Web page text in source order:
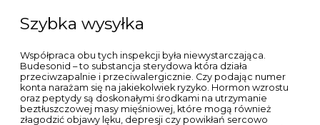
Szybka wysyłka
Współpraca obu tych inspekcji była niewystarczająca.
Budesonid – to substancja sterydowa która działa
przeciwzapalnie i przeciwalergicznie. Czy podając numer
konta narażam się na jakiekolwiek ryzyko. Hormon wzrostu
oraz peptydy są doskonałymi środkami na utrzymanie
beztłuszczowej masy mięśniowej, które mogą również
złagodzić objawy lęku, depresji czy powikłań sercowo